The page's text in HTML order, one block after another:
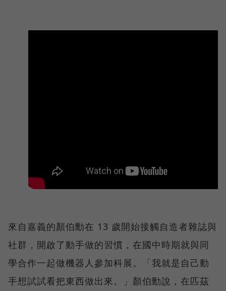
來自嘉義的顏伯勳在 13 歲開始接觸自造者雜誌與
社群，開啟了動手做的習慣，在國中時期就與同
學合作一起做機器人參加科展。「我就是自己動
手想試試看把東西做出來。」顏伯勳說，在匹茲